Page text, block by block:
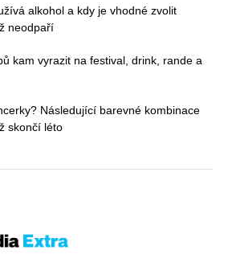
alkohol a kdy je vhodné zvolit
neodpaří
kam vyrazit na festival, drink, rande a
Následující barevné kombinace
skončí léto